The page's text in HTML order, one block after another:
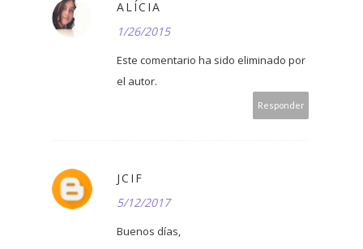
ALÍCIA
1/26/2015
Este comentario ha sido eliminado por
el autor.
Responder
JCIF
5/12/2017
Buenos días,